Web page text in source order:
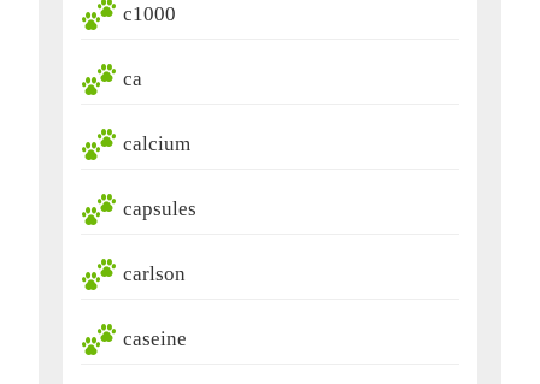
c1000
ca
calcium
capsules
carlson
caseine